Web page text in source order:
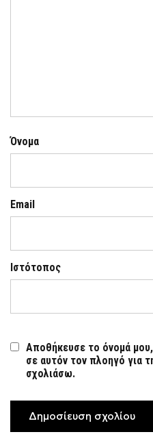
Όνομα
Email
Ιστότοπος
Αποθήκευσε το όνομά
σε αυτόν τον πλοηγό για
σχολιάσω.